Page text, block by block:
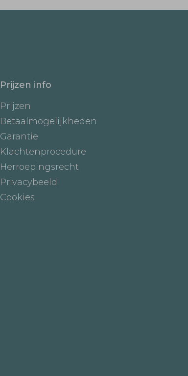
Prijzen info
Prijzen
Betaalmogelijkheden
Garantie
Klachtenprocedure
Herroepingsrecht
Privacybeeld
Cookies